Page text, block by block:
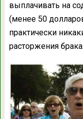
выплачивать на
(менее 50
практически
расторжения брака.